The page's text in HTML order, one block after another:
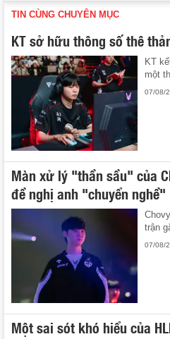
TIN CÙNG CHUYÊN MỤC
KT sở hữu thông số thê
KT
một
07/08/
Màn xử lý "thần sầu" của
đề nghị anh "chuyển nghề"
trận
07/08/
Một sai sót khó hiểu của